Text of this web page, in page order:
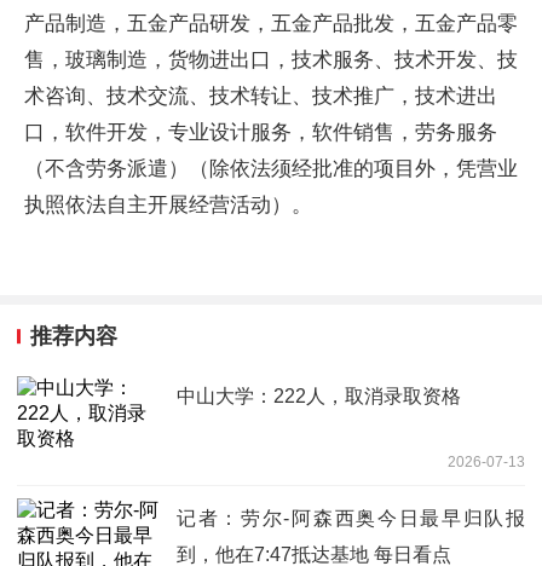
产品制造，五金产品研发，五金产品批发，五金产品零
售，玻璃制造，货物进出口，技术服务、技术开发、技
术咨询、技术交流、技术转让、技术推广，技术进出
口，软件开发，专业设计服务，软件销售，劳务服务
（不含劳务派遣）（除依法须经批准的项目外，凭营业
执照依法自主开展经营活动）。
推荐内容
中山大学：222人，取消录取资格
2026-07-13
记者：劳尔-阿森西奥今日最早归队报
到，他在7:47抵达基地 每日看点